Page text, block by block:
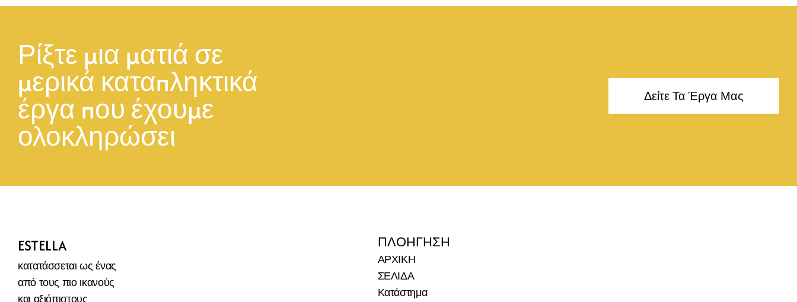
Ρίξτε μια ματιά σε
μερικά καταπληκτικά
έργα που έχουμε
ολοκληρώσει
Δείτε Τα Έργα Μας
ESTELLA
κατατάσσεται ως ένας
από τους πιο ικανούς
και αξιόπιστους
ΠΛΟΉΓΗΣΗ
ΑΡΧΙΚΗ
ΣΕΛΙΔΑ
Κατάστημα